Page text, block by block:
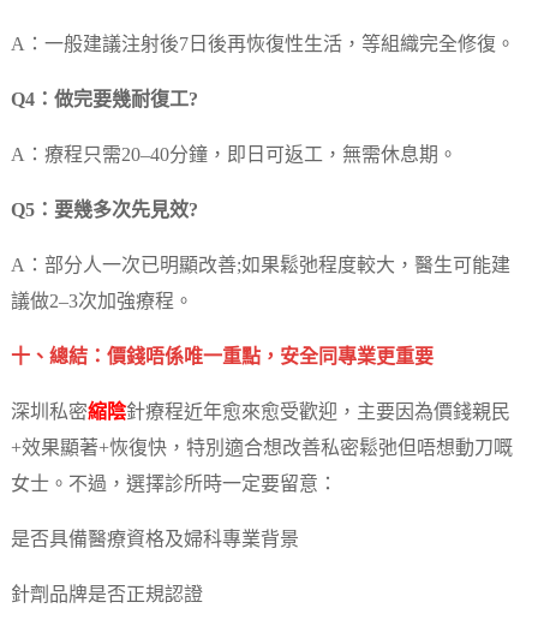
A：一般建議注射後7日後再恢復性生活，等組織完全修復。
Q4：做完要幾耐復工?
A：療程只需20–40分鐘，即日可返工，無需休息期。
Q5：要幾多次先見效?
A：部分人一次已明顯改善;如果鬆弛程度較大，醫生可能建
議做2–3次加強療程。
十、總結：價錢唔係唯一重點，安全同專業更重要
深圳私密縮陰針療程近年愈來愈受歡迎，主要因為價錢親民
+效果顯著+恢復快，特別適合想改善私密鬆弛但唔想動刀嘅
女士。不過，選擇診所時一定要留意：
是否具備醫療資格及婦科專業背景
針劑品牌是否正規認證